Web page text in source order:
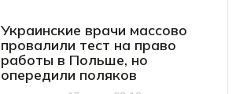
Украинские врачи массово
провалили тест на право
работы в Польше, но
опередили поляков